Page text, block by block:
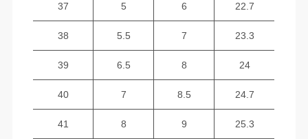
37 5 6 22.7
38 5.5 7 23.3
39 6.5 8 24
40 7 8.5 24.7
41 8 9 25.3